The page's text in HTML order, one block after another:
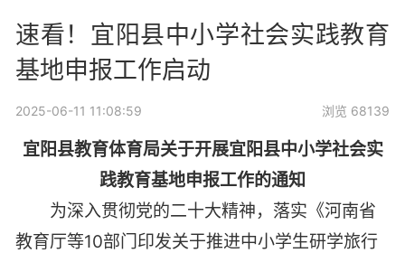
速看！宜阳县中小学社会实践教育
基地申报工作启动
2025-06-11 11:08:59 浏览 68139
宜阳县教育体育局关于开展宜阳县中小学社会实
践教育基地申报工作的通知
为深入贯彻党的二十大精神，落实《河南省
教育厅等10部门印发关于推进中小学生研学旅行